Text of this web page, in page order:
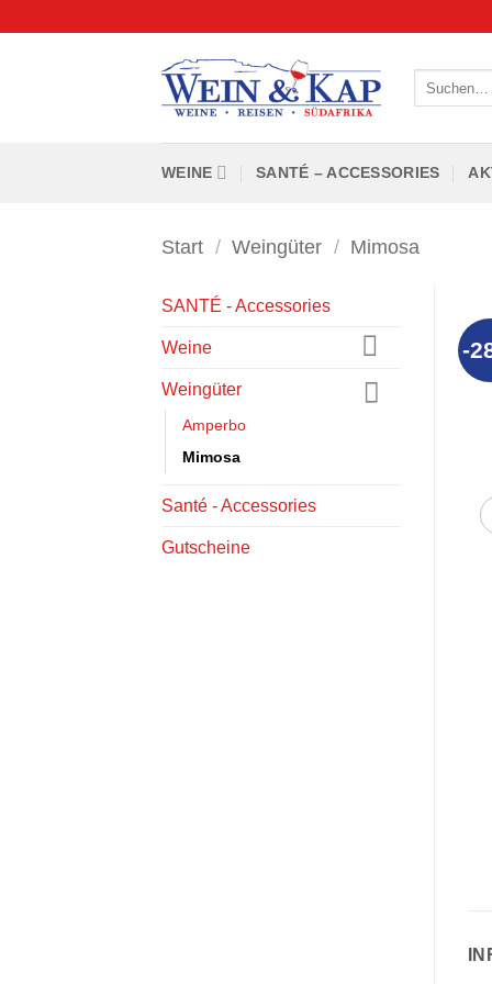
WEINE SANTÉ – ACCESSORIES
Start / Weingüter / Mimosa
SANTÉ - Accessories
Weine
Weingüter
Amperbo
Mimosa
Santé - Accessories
Gutscheine
-